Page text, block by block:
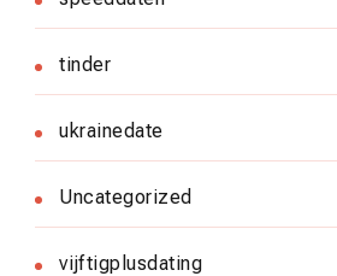
tinder
ukrainedate
Uncategorized
vijftigplusdating